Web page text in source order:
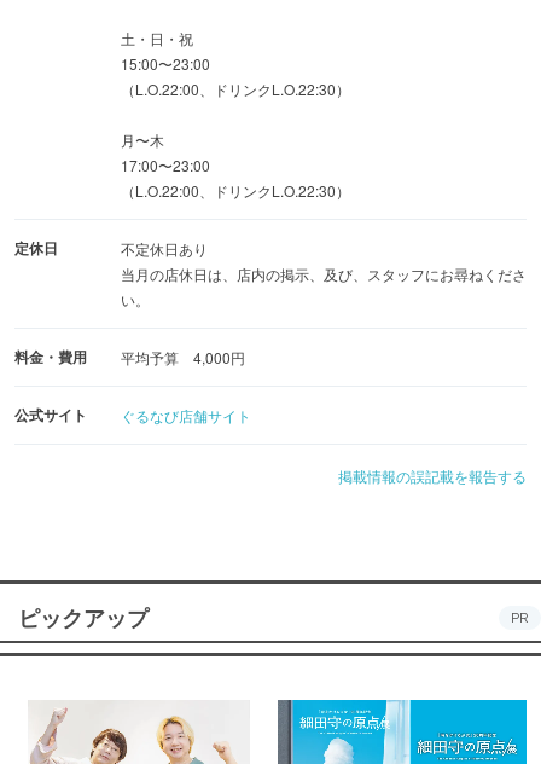
土・日・祝
15:00〜23:00
（L.O.22:00、ドリンクL.O.22:30）
月〜木
17:00〜23:00
（L.O.22:00、ドリンクL.O.22:30）
定休日
不定休日あり
当月の店休日は、店内の掲示、及び、スタッフにお尋ねくださ
い。
料金・費用 平均予算 4,000円
公式サイト ぐるなび店舗サイト
掲載情報の誤記載を報告する
ピックアップ PR